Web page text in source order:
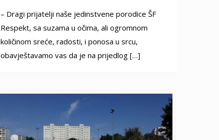
– Dragi prijatelji naše jedinstvene porodice ŠF
Respekt, sa suzama u očima, ali ogromnom
količinom sreće, radosti, i ponosa u srcu,
obavještavamo vas da je na prijedlog […]